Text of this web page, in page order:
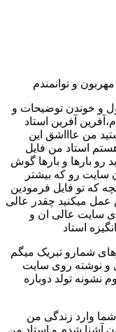
و توانمندم
و خوندن توضیحات و
آفرین استاد
من عاااشق این
استاد من فایل
رو بارها و بارها گوش
سایت رو که بیشتر
که تو فایل فرمودین
عمل میکنید چقدر عالی
سایت عالی ان و
استاد
شمارو تبریک میگم
و نوشته روی سایت
نشونه تولد دوباره
وارد زندگی من
آشنا شدم و استاد من